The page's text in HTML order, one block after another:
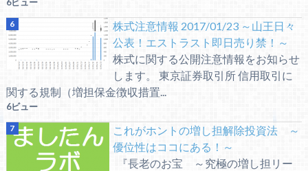
株式注意情報 2017/01/23 ～山王日々
公表！エストラスト即日売り禁！～
株式に関する公開注意情報をお知らせ
します。 東京証券取引所 信用取引に
関する規制（増担保金徴収措置...
6ビュー
これがホントの増し担解除投資法 ～
優位性はココにある！～
『長老のお宝 ～究極の増し担リー